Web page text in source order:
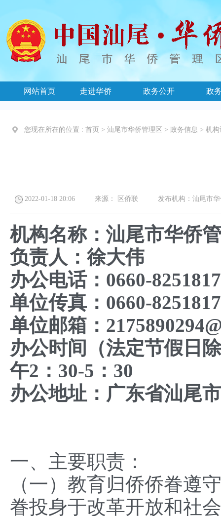
网站首页 走进华侨 政务公开 政
您现在所在的位置 : 首页 > 汕尾市华侨管理区 > 政务信息 > 机构
2022-01-18 20:06 来源： 区侨联 发布机构： 汕尾市
机构名称：汕尾市华侨
负责人：徐大伟
办公电话：0660-8251817
单位传真：0660-8251817
单位邮箱：
办公时间
（法定节假日
午2：30-5：30
办公地址：广东省汕尾
一、主要职责：
（一）教育归侨侨眷遵
眷投身于改革开放和社